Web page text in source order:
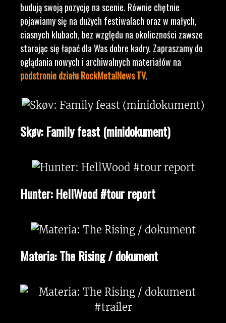
budują swoją pozycję na scenie. Równie chętnie
pojawiamy się na dużych festiwalach oraz w małych,
ciasnych klubach, bez względu na okoliczności zawsze
starając się łapać dla Was dobre kadry. Zapraszamy do
oglądania nowych i archiwalnych materiałów na
podstronie działu RockMetalNews TV.
Skøv: Family feast (minidokument)
Hunter: HellWood #tour report
Materia: The Rising / dokument